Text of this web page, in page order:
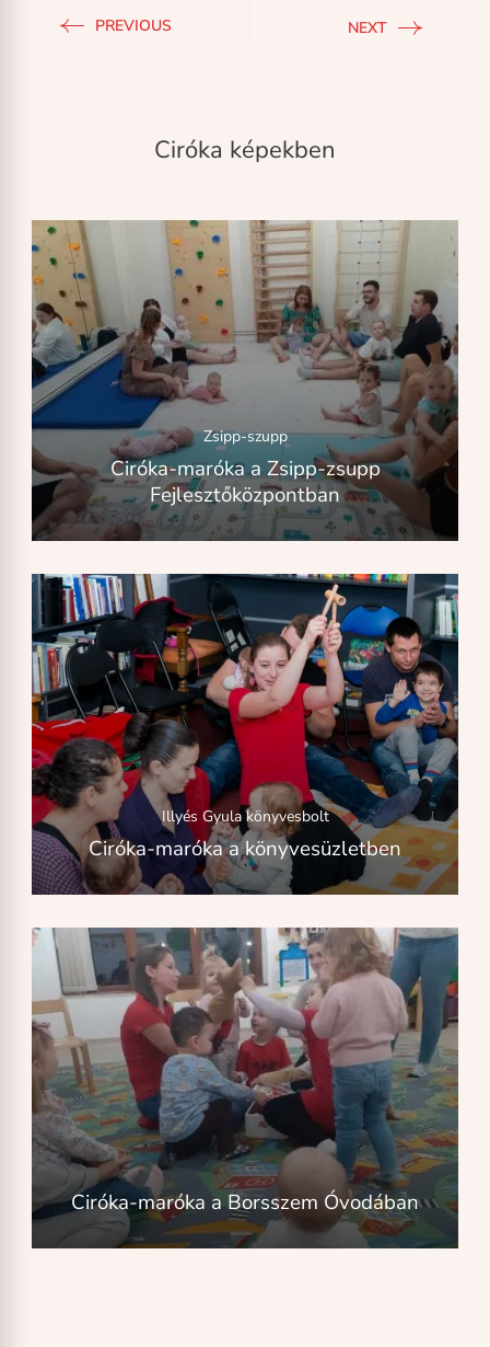
PREVIOUS NEXT
Ciróka képekben
Zsipp-szupp
Ciróka-maróka a Zsipp-zsupp
Fejlesztőközpontban
Illyés Gyula könyvesbolt
Ciróka-maróka a könyvesüzletben
Ciróka-maróka a Borsszem Óvodában